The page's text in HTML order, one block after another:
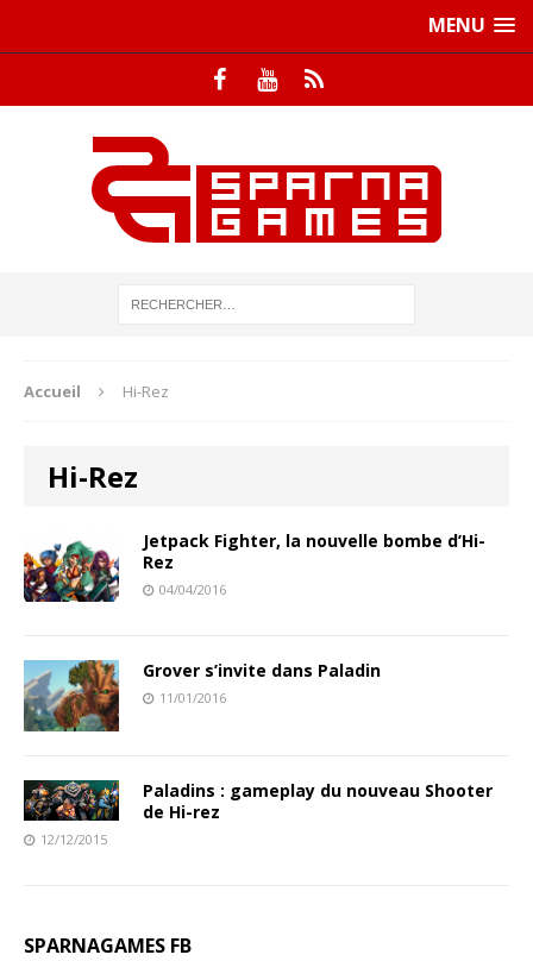
MENU
Accueil Hi-Rez
Hi-Rez
Jetpack Fighter, la nouvelle bombe d’Hi-
Rez
04/04/2016
Grover s’invite dans Paladin
11/01/2016
Paladins : gameplay du nouveau Shooter
de Hi-rez
12/12/2015
SPARNAGAMES FB